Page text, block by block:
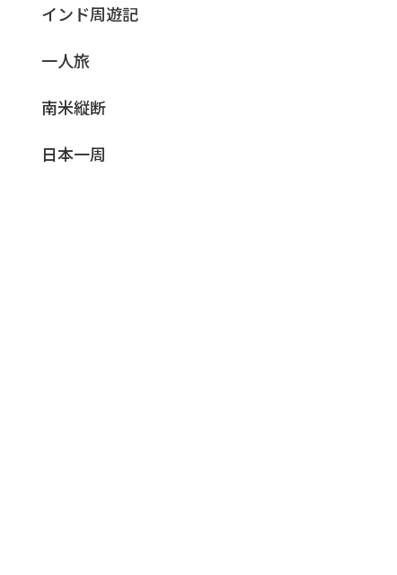
インド周遊記
一人旅
南米縦断
日本一周